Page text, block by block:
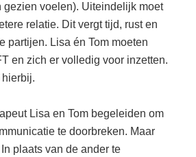
gezien voelen). Uiteindelijk moet
relatie. Dit vergt tijd, rust en
partijen. Lisa én Tom moeten
en zich er volledig voor inzetten.
hierbij.
Lisa en Tom begeleiden om
te doorbreken. Maar
plaats van de ander te